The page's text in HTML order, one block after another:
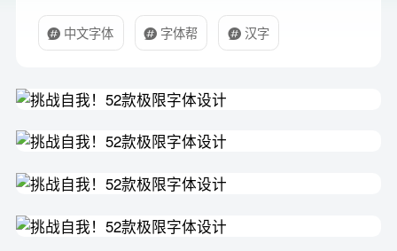
中文字体 字体帮 汉字